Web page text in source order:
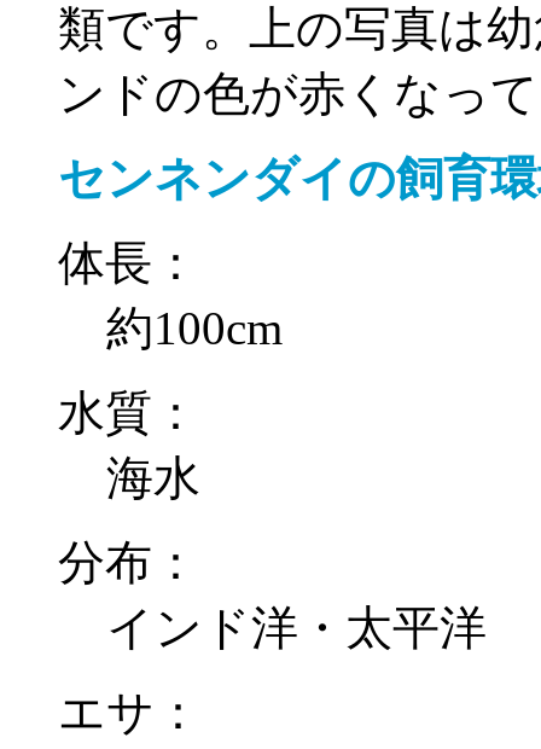
類です。上の写真は
ンドの色が赤くなっ
センネンダイの飼育
体長：
約100cm
水質：
海水
分布：
インド洋・太平洋
エサ：